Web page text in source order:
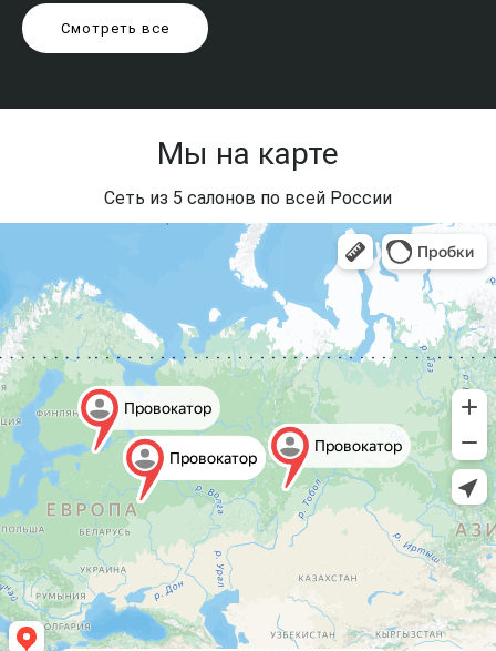
Смотреть все
Мы на карте
Сеть из 5 салонов по всей России